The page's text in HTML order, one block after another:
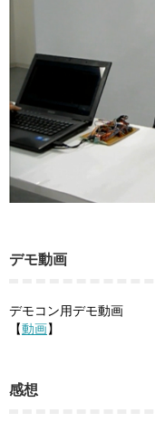
デモ動画
デモコン用デモ動画
【動画】
感想